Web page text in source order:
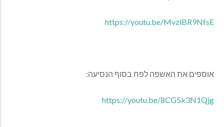
https://youtu.be/MvzlBR9NfsE
אוספים את האשפה לפח בסוף הנסיעה:
https://youtu.be/8CG5k3N1Qjg